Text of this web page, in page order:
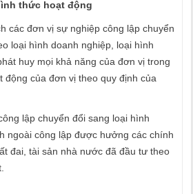
thức hoạt động
các đơn vị sự nghiệp công lập chuyển
loại hình doanh nghiệp, loại hình
huy mọi khả năng của đơn vị trong
động của đơn vị theo quy định của
lập chuyển đổi sang loại hình
ngoài công lập được hưởng các chính
đai, tài sản nhà nước đã đầu tư theo